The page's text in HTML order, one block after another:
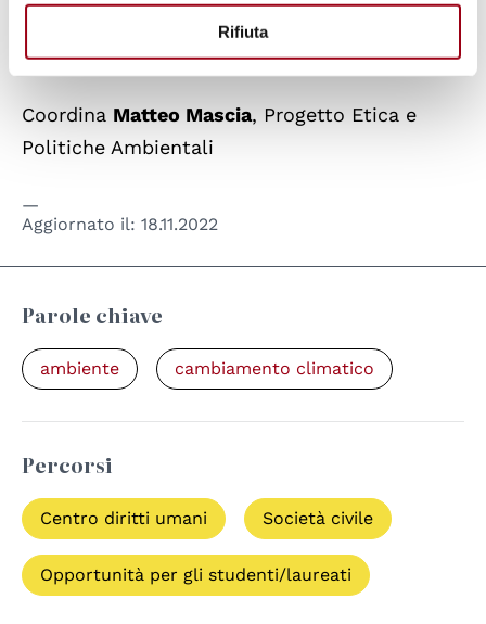
Rifiuta
dottorandi dell’Università di Padova
Coordina Matteo Mascia, Progetto Etica e
Politiche Ambientali
Aggiornato il: 18.11.2022
Parole chiave
ambiente cambiamento climatico
Percorsi
Centro diritti umani Società civile
Opportunità per gli studenti/laureati